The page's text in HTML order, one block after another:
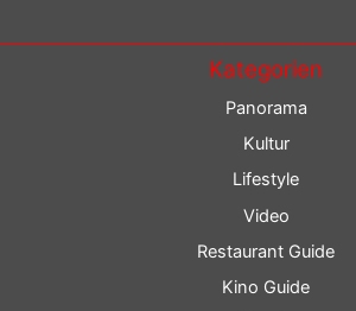
Kategorien
Panorama
Kultur
Lifestyle
Video
Restaurant Guide
Kino Guide